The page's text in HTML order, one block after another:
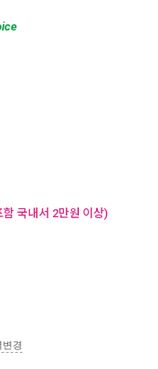
국내서 2만원 이상)
변경